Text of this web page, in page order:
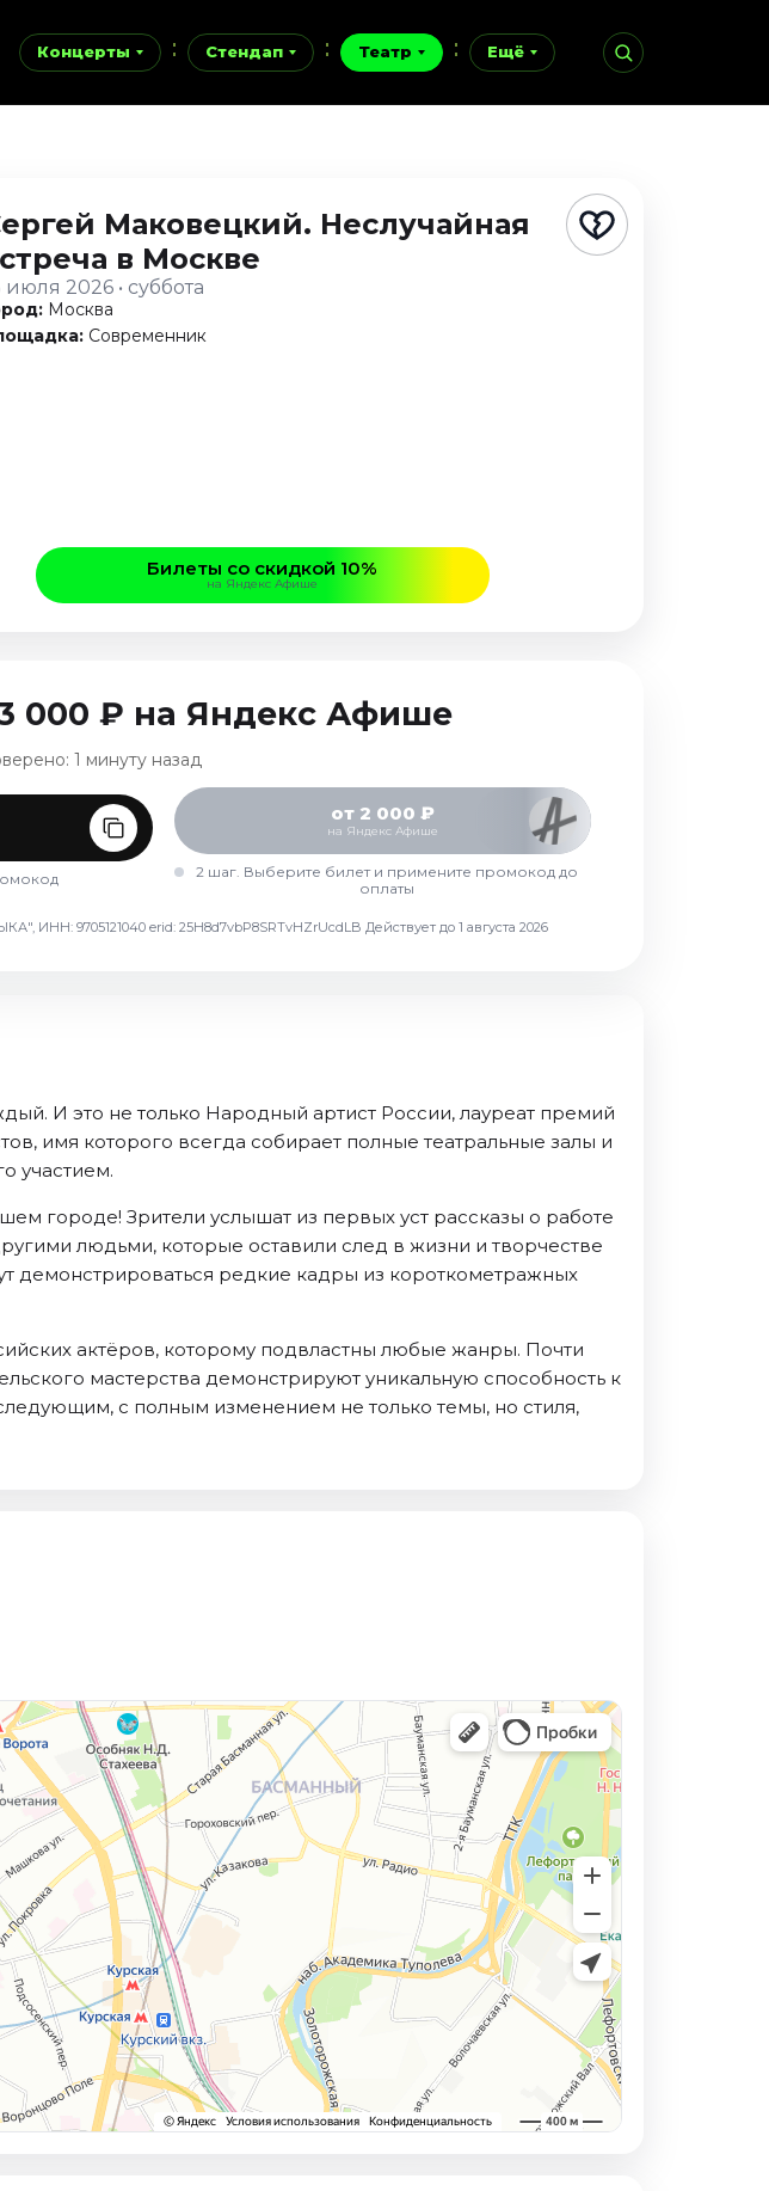
Концерты Стендап Театр Ещё
Маковецкий. Неслучайная
в Москве
июля 2026 • суббота
Москва
Современник
Билеты со скидкой 10%
на Яндекс Афише
3 000 ₽ на Яндекс Афише
1 минуту назад
от 2 000 ₽
на Яндекс Афише
2 шаг. Выберите билет и примените промокод до
оплаты
ИНН: 9705121040 erid: 25H8d7vbP8SRTvHZrUcdLB Действует до 1 августа 2026
И это не только Народный артист России, лауреат премий
имя которого всегда собирает полные театральные залы и
участием.
городе! Зрители услышат из первых уст рассказы о работе
людьми, которые оставили след в жизни и творчестве
демонстрироваться редкие кадры из короткометражных
актёров, которому подвластны любые жанры. Почти
мастерства демонстрируют уникальную способность к
с полным изменением не только темы, но стиля,